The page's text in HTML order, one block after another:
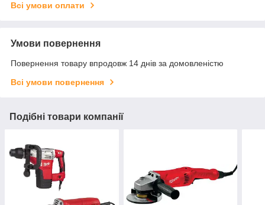
Всі умови оплати
Умови повернення
Повернення товару впродовж 14 днів за домовленістю
Всі умови повернення
Подібні товари компанії